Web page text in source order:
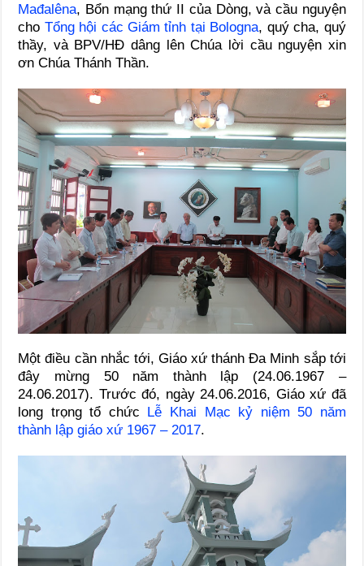
Mađalêna, Bổn mạng thứ II của Dòng, và cầu nguyện
cho Tổng hội các Giám tỉnh tại Bologna, quý cha, quý
thầy, và BPV/HĐ dâng lên Chúa lời cầu nguyện xin
ơn Chúa Thánh Thần.
Một điều cần nhắc tới, Giáo xứ thánh Đa Minh sắp tới
đây mừng 50 năm thành lập (24.06.1967 –
24.06.2017). Trước đó, ngày 24.06.2016, Giáo xứ đã
long trọng tổ chức
Lễ Khai Mạc kỷ niệm 50 năm
thành lập giáo xứ 1967 – 2017.